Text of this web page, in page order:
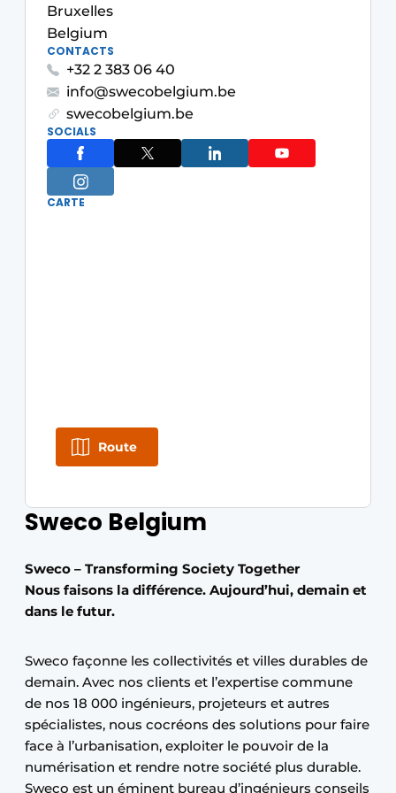
Termes et conditions
Video’s
Construction bois
Contrôle d’accès
Rénovation
Software
Techniques ferroviaires
Travaux ferroviaires
Sweco Belgium
Sweco – Transforming Society Together
Nous faisons la différence. Aujourd’hui, demain et
dans le futur.
Sweco façonne les collectivités et villes durables de
demain. Avec nos clients et l’expertise commune
de nos 18 000 ingénieurs, projeteurs et autres
spécialistes, nous cocréons des solutions pour faire
face à l’urbanisation, exploiter le pouvoir de la
numérisation et rendre notre société plus durable.
Sweco est un éminent bureau d’ingénieurs conseils
Bruxelles
Belgium
CONTACTS
+32 2 383 06 40
info@swecobelgium.be
swecobelgium.be
SOCIALS
CARTE
Route